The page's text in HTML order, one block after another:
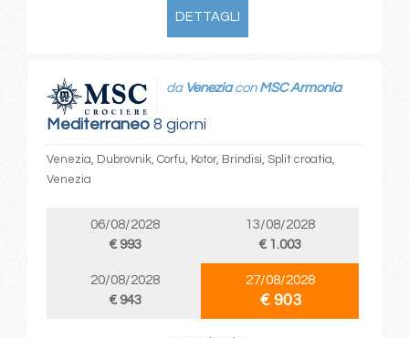
DETTAGLI
Mediterraneo8 giorni
da Veneziacon MSC Armonia
Venezia, Dubrovnik, Corfu, Kotor, Brindisi, Split croatia,
Venezia
06/08/2028
€ 993
13/08/2028
€ 1.003
20/08/2028
€ 943
27/08/2028
€ 903